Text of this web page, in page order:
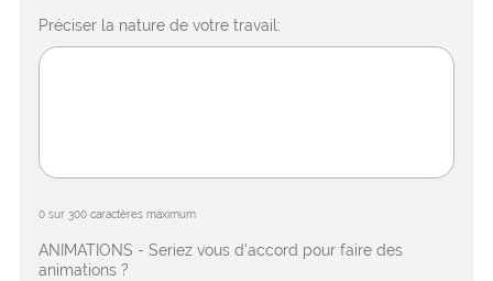
Préciser la nature de votre travail:
0 sur 300 caractères maximum
ANIMATIONS - Seriez vous d'accord pour faire des
animations ?